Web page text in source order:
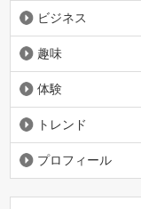
ビジネス
趣味
体験
トレンド
プロフィール